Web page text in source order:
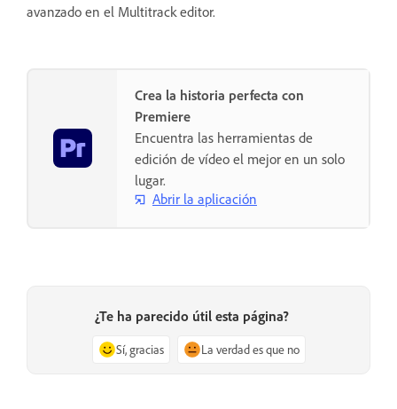
avanzado en el Multitrack editor.
Crea la historia perfecta con
Premiere
Encuentra las herramientas de
edición de vídeo el mejor en un solo
lugar.
Abrir la aplicación
¿Te ha parecido útil esta página?
Sí, gracias La verdad es que no